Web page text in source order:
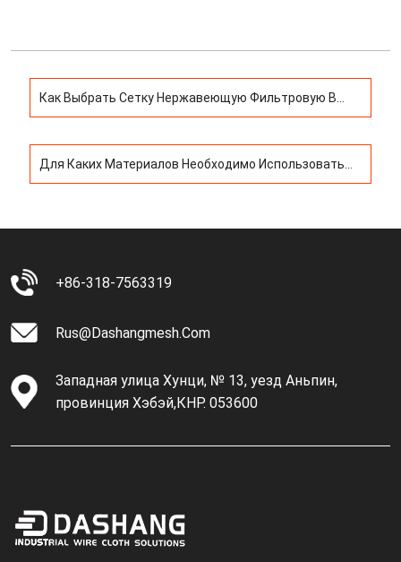
Как Выбрать Сетку Нержавеющую Фильтровую В
Для Каких Материалов Необходимо Использовать
+86-318-7563319
Rus@dashangmesh.com
Западная улица Хунци, № 13, уезд Аньпин,
провинция Хэбэй,КНР. 053600